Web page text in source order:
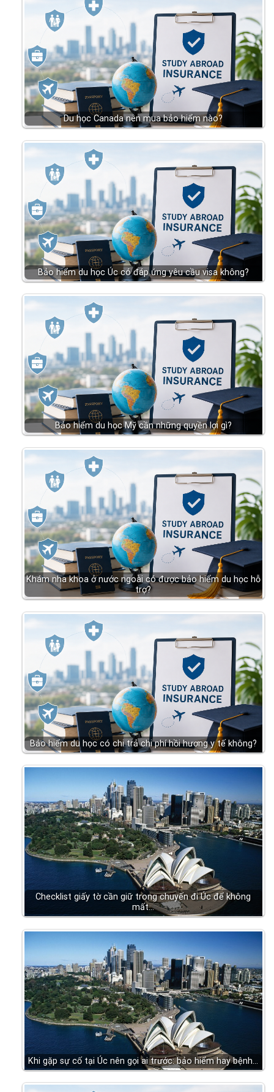
Du học Canada nên mua bảo hiểm nào?
Bảo hiểm du học Úc có đáp ứng yêu cầu visa không?
Bảo hiểm du học Mỹ cần những quyền lợi gì?
Khám nha khoa ở nước ngoài có được bảo hiểm du học hỗ
trợ?
Bảo hiểm du học có chi trả chi phí hồi hương y tế không?
Checklist giấy tờ cần giữ trong chuyến đi Úc để không
mất…
Khi gặp sự cố tại Úc nên gọi ai trước: bảo hiểm hay bệnh…